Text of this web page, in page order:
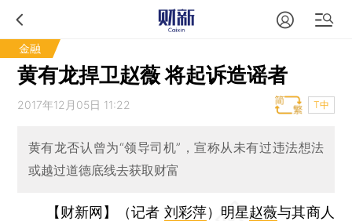
金融
黄有龙捍卫赵薇 将起诉造谣者
2017年12月05日 11:22 T中
黄有龙否认曾为“领导司机”，宣称从未有过违法想法
或越过道德底线去获取财富
【财新网】（记者 刘彩萍） 明星赵薇与其商人